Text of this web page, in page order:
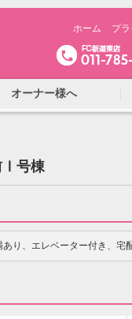
ホーム プ
オーナー様へ
Ⅰ号棟
り、エレベーター付き、宅